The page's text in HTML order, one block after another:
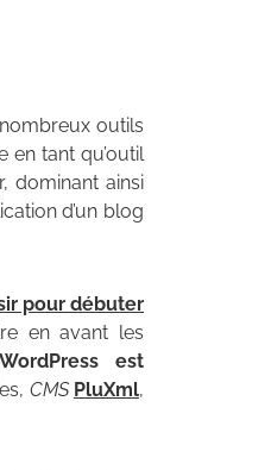
outils
en tant qu’outil
dominant ainsi
d’un blog
pour débuter
en avant les
WordPress est
CMS PluXml,